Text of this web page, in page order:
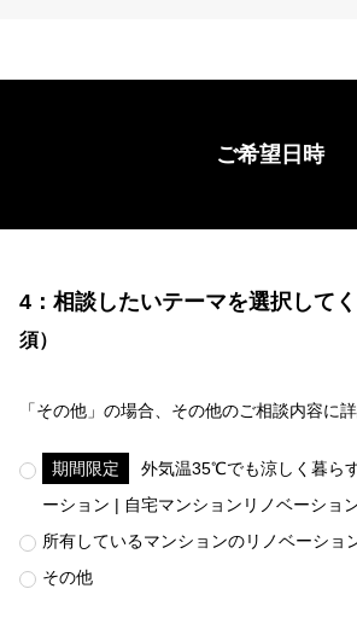
ご希望日時
4：相談したいテーマを選択して
須）
「その他」の場合、その他のご相談内容に
期間限定
外気温35℃でも涼しく暮ら
ーション | 自宅マンションリノベーショ
所有しているマンションのリノベーショ
その他